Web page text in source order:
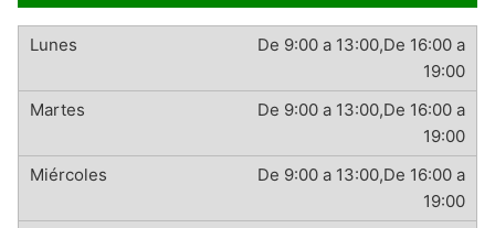
De 9:00 a 13:00,De 16:00 a
19:00
De 9:00 a 13:00,De 16:00 a
19:00
De 9:00 a 13:00,De 16:00 a
19:00